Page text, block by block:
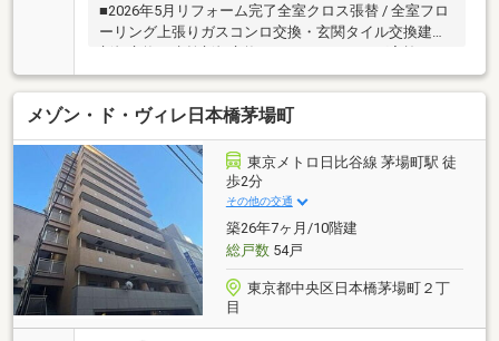
■2026年5月リフォーム完了全室クロス張替 / 全室フロ
ーリング上張りガスコンロ交換・玄関タイル交換建具
新規交換・水栓新規交換ハウスクリーニング実施 など
■43.23㎡／1LDK＋WIC、リビング床暖房付■ペット飼
育可（細則有）■日本橋高島屋S.C徒歩2分、コレド日
本橋徒歩6分、大丸東京徒歩8分■三菱地所コミュニテ
ィ(株)による安心の管理体制空室につき、室内の雰囲
気をゆっくりご確認いただけます
メゾン・ド・ヴィレ日本橋茅場町
東京メトロ日比谷線 茅場町駅 徒
歩2分
その他の交通
築26年7ヶ月/10階建
総戸数54戸
東京都中央区日本橋茅場町２丁
目